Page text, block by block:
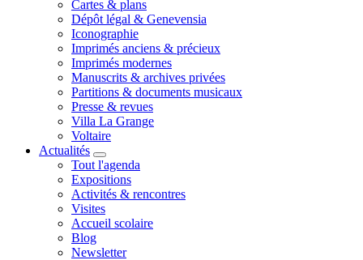
Cartes & plans
Dépôt légal & Genevensia
Iconographie
Imprimés anciens & précieux
Imprimés modernes
Manuscrits & archives privées
Partitions & documents musicaux
Presse & revues
Villa La Grange
Voltaire
Actualités
Tout l'agenda
Expositions
Activités & rencontres
Visites
Accueil scolaire
Blog
Newsletter